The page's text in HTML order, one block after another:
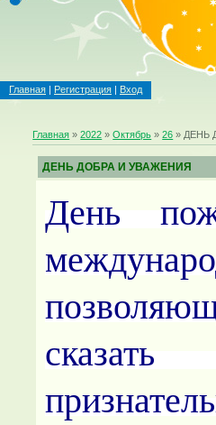
Главная | Регистрация | Вход
Главная »2022 » Октябрь » 26 » ДЕНЬ
ДЕНЬ ДОБРА И УВАЖЕНИЯ
День